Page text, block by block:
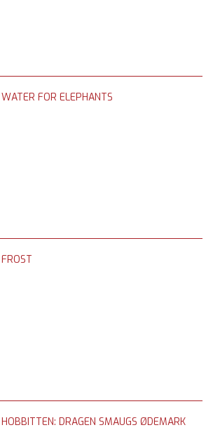
WATER FOR ELEPHANTS
FROST
HOBBITTEN: DRAGEN SMAUGS ØDEMARK